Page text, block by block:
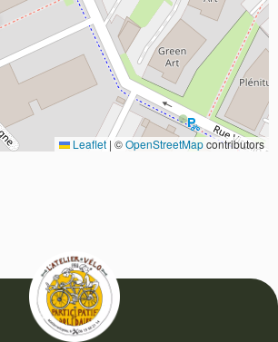
Leaflet | ©OpenStreetMapcontributors